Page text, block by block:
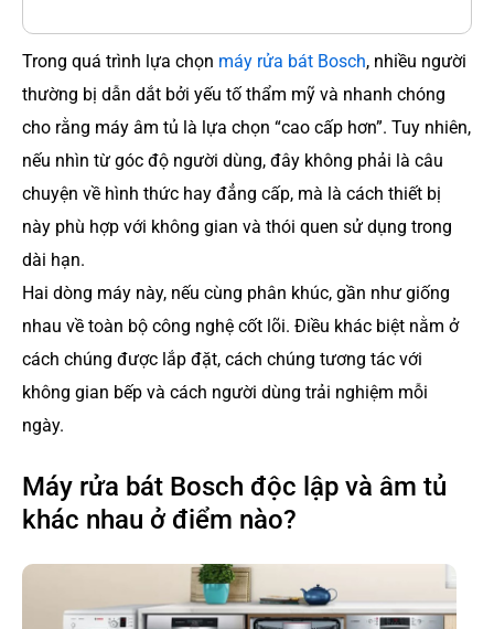
Trong quá trình lựa chọn máy rửa bát Bosch, nhiều người
thường bị dẫn dắt bởi yếu tố thẩm mỹ và nhanh chóng
cho rằng máy âm tủ là lựa chọn “cao cấp hơn”. Tuy nhiên,
nếu nhìn từ góc độ người dùng, đây không phải là câu
chuyện về hình thức hay đẳng cấp, mà là cách thiết bị
này phù hợp với không gian và thói quen sử dụng trong
dài hạn.
Hai dòng máy này, nếu cùng phân khúc, gần như giống
nhau về toàn bộ công nghệ cốt lõi. Điều khác biệt nằm ở
cách chúng được lắp đặt, cách chúng tương tác với
không gian bếp và cách người dùng trải nghiệm mỗi
ngày.
Máy rửa bát Bosch độc lập và âm tủ
khác nhau ở điểm nào?